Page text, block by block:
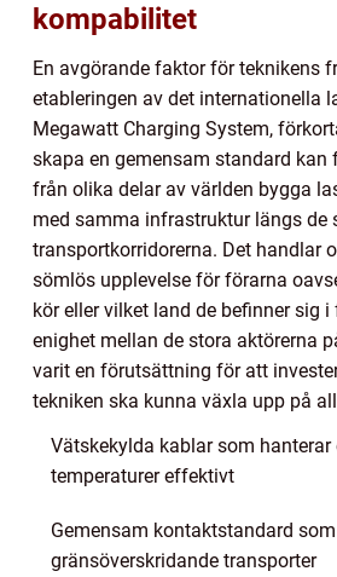
kompabilitet
En avgörande faktor för teknikens
etableringen av det internationella
Megawatt Charging System,
skapa en gemensam standard kan
från olika delar av världen bygga
med samma infrastruktur längs de
transportkorridorerna. Det handlar
sömlös upplevelse för förarna
kör eller vilket land de befinner sig
enighet mellan de stora aktörerna
varit en förutsättning för att
tekniken ska kunna växla upp på
Vätskekylda kablar som hanterar
temperaturer effektivt
Gemensam kontaktstandard
gränsöverskridande transporter